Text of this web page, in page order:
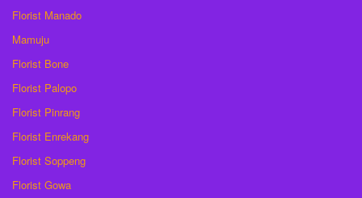
Florist Manado
Mamuju
Florist Bone
Florist Palopo
Florist Pinrang
Florist Enrekang
Florist Soppeng
Florist Gowa